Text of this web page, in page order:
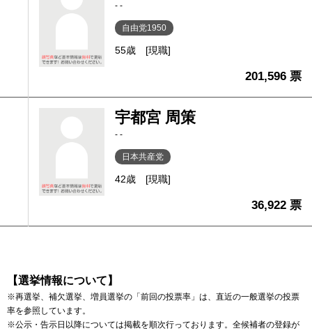
- -
自由党1950
55歳 [現職]
201,596 票
宇都宮 周策
- -
日本共産党
42歳 [現職]
36,922 票
【選挙情報について】
※再選挙、補欠選挙、増員選挙の「前回の投票率」は、直近の一般選挙の投票
率を参照しています。
※公示・告示日以降については掲載を順次行っております。全候補者の登録が